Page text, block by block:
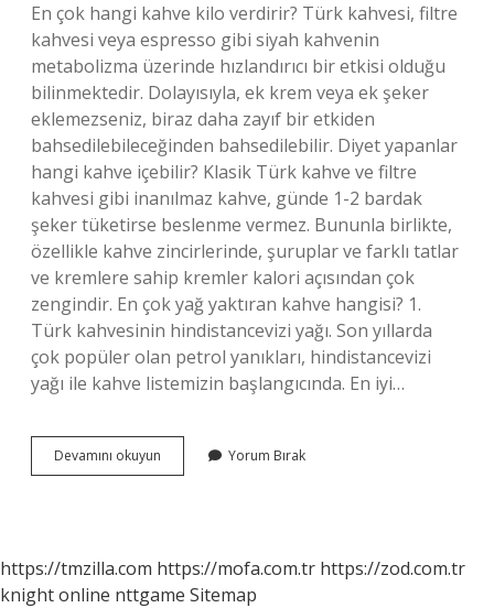
En çok hangi kahve kilo verdirir? Türk kahvesi, filtre
kahvesi veya espresso gibi siyah kahvenin
metabolizma üzerinde hızlandırıcı bir etkisi olduğu
bilinmektedir. Dolayısıyla, ek krem ​​veya ek şeker
eklemezseniz, biraz daha zayıf bir etkiden
bahsedilebileceğinden bahsedilebilir. Diyet yapanlar
hangi kahve içebilir? Klasik Türk kahve ve filtre
kahvesi gibi inanılmaz kahve, günde 1-2 bardak
şeker tüketirse beslenme vermez. Bununla birlikte,
özellikle kahve zincirlerinde, şuruplar ve farklı tatlar
ve kremlere sahip kremler kalori açısından çok
zengindir. En çok yağ yaktıran kahve hangisi? 1.
Türk kahvesinin hindistancevizi yağı. Son yıllarda
çok popüler olan petrol yanıkları, hindistancevizi
yağı ile kahve listemizin başlangıcında. En iyi…
Devamını okuyun
Vermek
Yorum Bırak
https://tmzilla.com https://mofa.com.tr https://zod.com.tr
knight online nttgame Sitemap